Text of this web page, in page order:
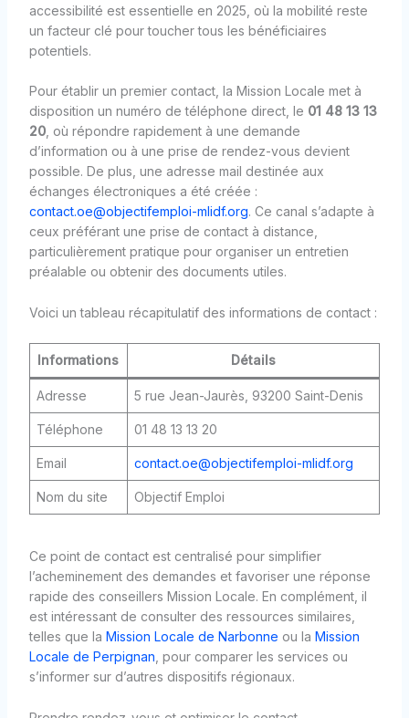
accessibilité est essentielle en 2025, où la mobilité reste
un facteur clé pour toucher tous les bénéficiaires
potentiels.
Pour établir un premier contact, la Mission Locale met à
disposition un numéro de téléphone direct, le 01 48 13 13
20, où répondre rapidement à une demande
d’information ou à une prise de rendez-vous devient
possible. De plus, une adresse mail destinée aux
échanges électroniques a été créée :
contact.oe@objectifemploi-mlidf.org. Ce canal s’adapte à
ceux préférant une prise de contact à distance,
particulièrement pratique pour organiser un entretien
préalable ou obtenir des documents utiles.
Voici un tableau récapitulatif des informations de contact :
Informations Détails
Adresse 5 rue Jean-Jaurès, 93200 Saint-Denis
Téléphone 01 48 13 13 20
Email contact.oe@objectifemploi-mlidf.org
Nom du site Objectif Emploi
Ce point de contact est centralisé pour simplifier
l’acheminement des demandes et favoriser une réponse
rapide des conseillers Mission Locale. En complément, il
est intéressant de consulter des ressources similaires,
telles que la Mission Locale de Narbonne ou la Mission
Locale de Perpignan , pour comparer les services ou
s’informer sur d’autres dispositifs régionaux.